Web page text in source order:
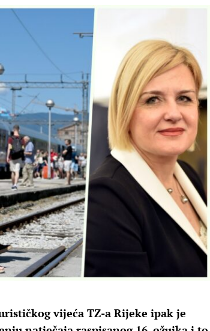
vijeća TZ-a Rijeke ipak je